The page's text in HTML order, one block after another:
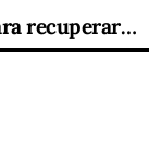
La Comunidad y Leganés actúan para recuperar un área degradada con 40.000 toneladas de residuos